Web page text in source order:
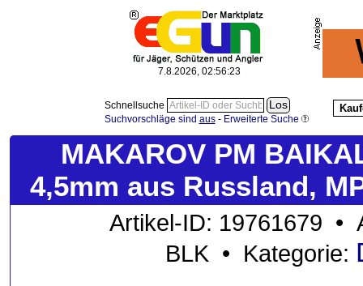
7.8.2026, 02:56:24
Schnellsuche
Suchvorschläge sind aus- Erweiterte Suche
MAKAROV PM
4,5mm aus Russland,
Artikel-ID: 19761679 •
BLK • Kategorie: